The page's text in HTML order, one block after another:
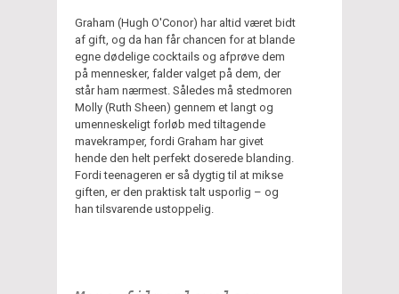
Graham (Hugh O'Conor) har altid været bidt
af gift, og da han får chancen for at blande
egne dødelige cocktails og afprøve dem
på mennesker, falder valget på dem, der
står ham nærmest. Således må stedmoren
Molly (Ruth Sheen) gennem et langt og
umenneskeligt forløb med tiltagende
mavekramper, fordi Graham har givet
hende den helt perfekt doserede blanding.
Fordi teenageren er så dygtig til at mikse
giften, er den praktisk talt usporlig – og
han tilsvarende ustoppelig.